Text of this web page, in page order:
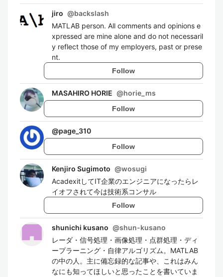
jiro @backslash
MATLAB person. All comments and opinions e
xpressed are mine alone and do not necessaril
y reflect those of my employers, past or prese
nt.
Follow
MASAHIRO HORIE @horie_ms
Follow
@page_310
Follow
Kenjiro Sugimoto @wosugi
AcadexitしてIT企業のエンジニアになったらレ
イオフされて今は技術系コンサル
Follow
shunichi kusano @shun-kusano
レーダ・信号処理・画像処理・点群処理・ディ
ープラーニング・自律アルゴリズム。MATLAB
の中の人。主に備忘録的な記事や、これはみん
なにも知ってほしいと思ったことを書いていま